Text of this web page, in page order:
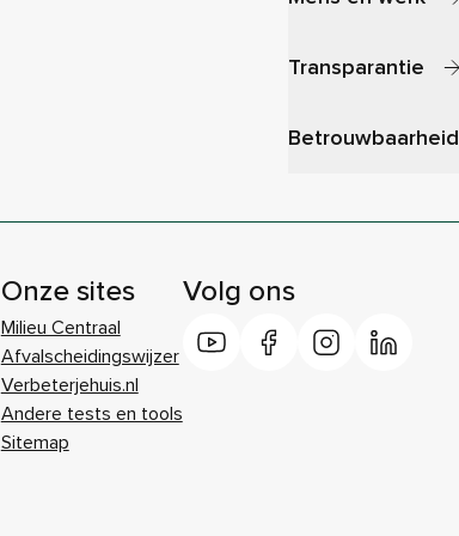
Transparantie
Betrouwbaarheid
Onze sites
Milieu Centraal
Afvalscheidingswijzer
Verbeterjehuis.nl
Andere tests en tools
Sitemap
Volg ons